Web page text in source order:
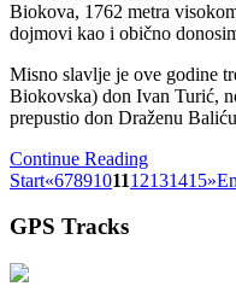
Biokova, 1762 metra
dojmovi kao i obično
Misno slavlje je ove godine
Biokovska) don Ivan Turić,
prepustio don Draženu
Continue Reading
Start«6789101112131415»
GPS Tracks